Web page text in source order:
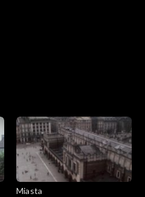
autor projektu m.in.
walory urbanistyczne Sopotu.
przy zabytkowej willi
tendencją do wycinania
Miasta